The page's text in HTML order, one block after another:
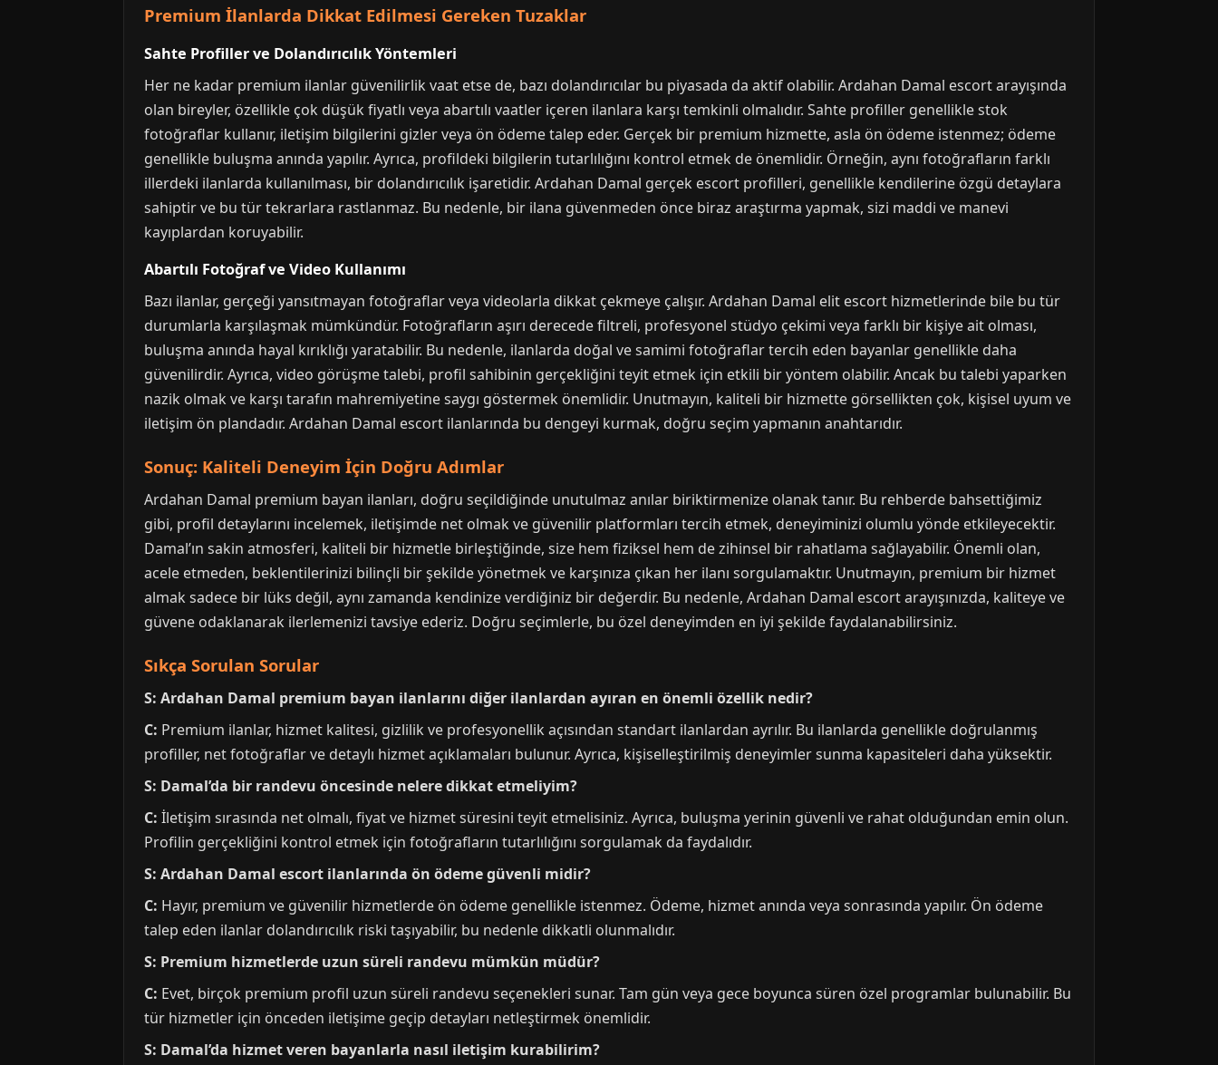
Premium İlanlarda Dikkat Edilmesi Gereken Tuzaklar
Sahte Profiller ve Dolandırıcılık Yöntemleri
Her ne kadar premium ilanlar güvenilirlik vaat etse de, bazı dolandırıcılar bu piyasada da aktif olabilir. Ardahan Damal escort arayışında
olan bireyler, özellikle çok düşük fiyatlı veya abartılı vaatler içeren ilanlara karşı temkinli olmalıdır. Sahte profiller genellikle stok
fotoğraflar kullanır, iletişim bilgilerini gizler veya ön ödeme talep eder. Gerçek bir premium hizmette, asla ön ödeme istenmez; ödeme
genellikle buluşma anında yapılır. Ayrıca, profildeki bilgilerin tutarlılığını kontrol etmek de önemlidir. Örneğin, aynı fotoğrafların farklı
illerdeki ilanlarda kullanılması, bir dolandırıcılık işaretidir. Ardahan Damal gerçek escort profilleri, genellikle kendilerine özgü detaylara
sahiptir ve bu tür tekrarlara rastlanmaz. Bu nedenle, bir ilana güvenmeden önce biraz araştırma yapmak, sizi maddi ve manevi
kayıplardan koruyabilir.
Abartılı Fotoğraf ve Video Kullanımı
Bazı ilanlar, gerçeği yansıtmayan fotoğraflar veya videolarla dikkat çekmeye çalışır. Ardahan Damal elit escort hizmetlerinde bile bu tür
durumlarla karşılaşmak mümkündür. Fotoğrafların aşırı derecede filtreli, profesyonel stüdyo çekimi veya farklı bir kişiye ait olması,
buluşma anında hayal kırıklığı yaratabilir. Bu nedenle, ilanlarda doğal ve samimi fotoğraflar tercih eden bayanlar genellikle daha
güvenilirdir. Ayrıca, video görüşme talebi, profil sahibinin gerçekliğini teyit etmek için etkili bir yöntem olabilir. Ancak bu talebi yaparken
nazik olmak ve karşı tarafın mahremiyetine saygı göstermek önemlidir. Unutmayın, kaliteli bir hizmette görsellikten çok, kişisel uyum ve
iletişim ön plandadır. Ardahan Damal escort ilanlarında bu dengeyi kurmak, doğru seçim yapmanın anahtarıdır.
Sonuç: Kaliteli Deneyim İçin Doğru Adımlar
Ardahan Damal premium bayan ilanları, doğru seçildiğinde unutulmaz anılar biriktirmenize olanak tanır. Bu rehberde bahsettiğimiz
gibi, profil detaylarını incelemek, iletişimde net olmak ve güvenilir platformları tercih etmek, deneyiminizi olumlu yönde etkileyecektir.
Damal’ın sakin atmosferi, kaliteli bir hizmetle birleştiğinde, size hem fiziksel hem de zihinsel bir rahatlama sağlayabilir. Önemli olan,
acele etmeden, beklentilerinizi bilinçli bir şekilde yönetmek ve karşınıza çıkan her ilanı sorgulamaktır. Unutmayın, premium bir hizmet
almak sadece bir lüks değil, aynı zamanda kendinize verdiğiniz bir değerdir. Bu nedenle, Ardahan Damal escort arayışınızda, kaliteye ve
güvene odaklanarak ilerlemenizi tavsiye ederiz. Doğru seçimlerle, bu özel deneyimden en iyi şekilde faydalanabilirsiniz.
Sıkça Sorulan Sorular
S: Ardahan Damal premium bayan ilanlarını diğer ilanlardan ayıran en önemli özellik nedir?
C: Premium ilanlar, hizmet kalitesi, gizlilik ve profesyonellik açısından standart ilanlardan ayrılır. Bu ilanlarda genellikle doğrulanmış
profiller, net fotoğraflar ve detaylı hizmet açıklamaları bulunur. Ayrıca, kişiselleştirilmiş deneyimler sunma kapasiteleri daha yüksektir.
S: Damal’da bir randevu öncesinde nelere dikkat etmeliyim?
C: İletişim sırasında net olmalı, fiyat ve hizmet süresini teyit etmelisiniz. Ayrıca, buluşma yerinin güvenli ve rahat olduğundan emin olun.
Profilin gerçekliğini kontrol etmek için fotoğrafların tutarlılığını sorgulamak da faydalıdır.
S: Ardahan Damal escort ilanlarında ön ödeme güvenli midir?
C: Hayır, premium ve güvenilir hizmetlerde ön ödeme genellikle istenmez. Ödeme, hizmet anında veya sonrasında yapılır. Ön ödeme
talep eden ilanlar dolandırıcılık riski taşıyabilir, bu nedenle dikkatli olunmalıdır.
S: Premium hizmetlerde uzun süreli randevu mümkün müdür?
C: Evet, birçok premium profil uzun süreli randevu seçenekleri sunar. Tam gün veya gece boyunca süren özel programlar bulunabilir. Bu
tür hizmetler için önceden iletişime geçip detayları netleştirmek önemlidir.
S: Damal’da hizmet veren bayanlarla nasıl iletişim kurabilirim?